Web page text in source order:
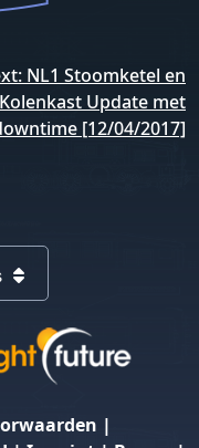
NL1 Stoomketel en
Update met
[12/04/2017]
|